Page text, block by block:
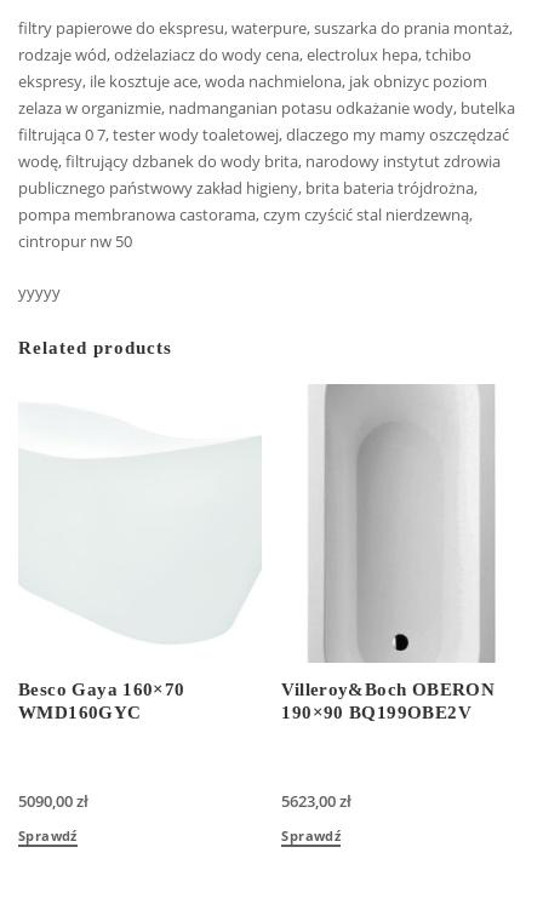
filtry papierowe do ekspresu, waterpure, suszarka do prania montaż,
rodzaje wód, odżelaziacz do wody cena, electrolux hepa, tchibo
ekspresy, ile kosztuje ace, woda nachmielona, jak obnizyc poziom
zelaza w organizmie, nadmanganian potasu odkażanie wody, butelka
filtrująca 0 7, tester wody toaletowej, dlaczego my mamy oszczędzać
wodę, filtrujący dzbanek do wody brita, narodowy instytut zdrowia
publicznego państwowy zakład higieny, brita bateria trójdrożna,
pompa membranowa castorama, czym czyścić stal nierdzewną,
cintropur nw 50
yyyyy
Related products
Besco Gaya 160×70
WMD160GYC
5090,00zł
Sprawdź
Villeroy&Boch OBERON
190×90 BQ199OBE2V
5623,00zł
Sprawdź